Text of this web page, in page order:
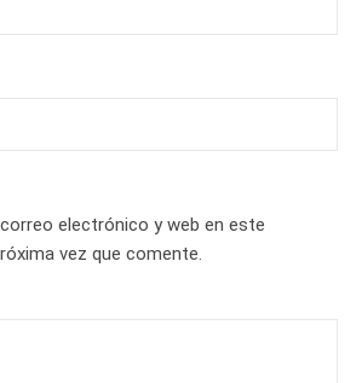
electrónico y web en este
vez que comente.